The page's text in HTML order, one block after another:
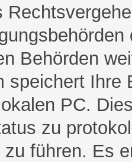
Behörden
speichert Ihre
PC.
zu
führen. Es